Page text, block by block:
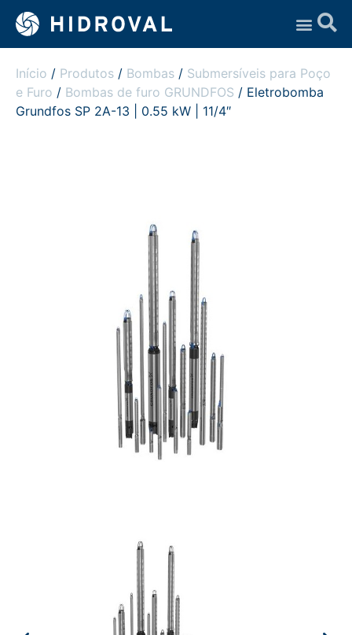
Início / Produtos / Bombas / Submersíveis para Poço
e Furo / Bombas de furo GRUNDFOS / Eletrobomba
Grundfos SP 2A-13 | 0.55 kW | 11/4″